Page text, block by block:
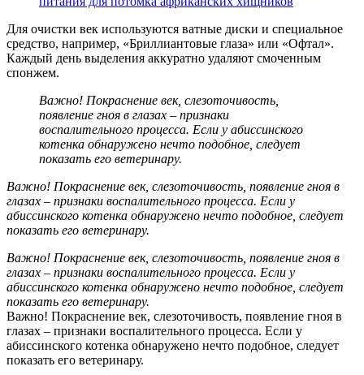
Для очистки век используются ватные диски и специальное
средство, например, «Бриллиантовые глаза» или «Офтал».
Каждый день выделения аккуратно удаляют смоченным
спонжем.
Важно! Покраснение век, слезоточивость,
появление гноя в глазах – признаки
воспалительного процесса. Если у абиссинского
котенка обнаружено нечто подобное, следует
показать его ветеринару.
Важно! Покраснение век, слезоточивость, появление гноя в
глазах – признаки воспалительного процесса. Если у
абиссинского котенка обнаружено нечто подобное, следует
показать его ветеринару.
Важно! Покраснение век, слезоточивость, появление гноя в
глазах – признаки воспалительного процесса. Если у
абиссинского котенка обнаружено нечто подобное, следует
показать его ветеринару.
Важно! Покраснение век, слезоточивость, появление гноя в
глазах – признаки воспалительного процесса. Если у
абиссинского котенка обнаружено нечто подобное, следует
показать его ветеринару.